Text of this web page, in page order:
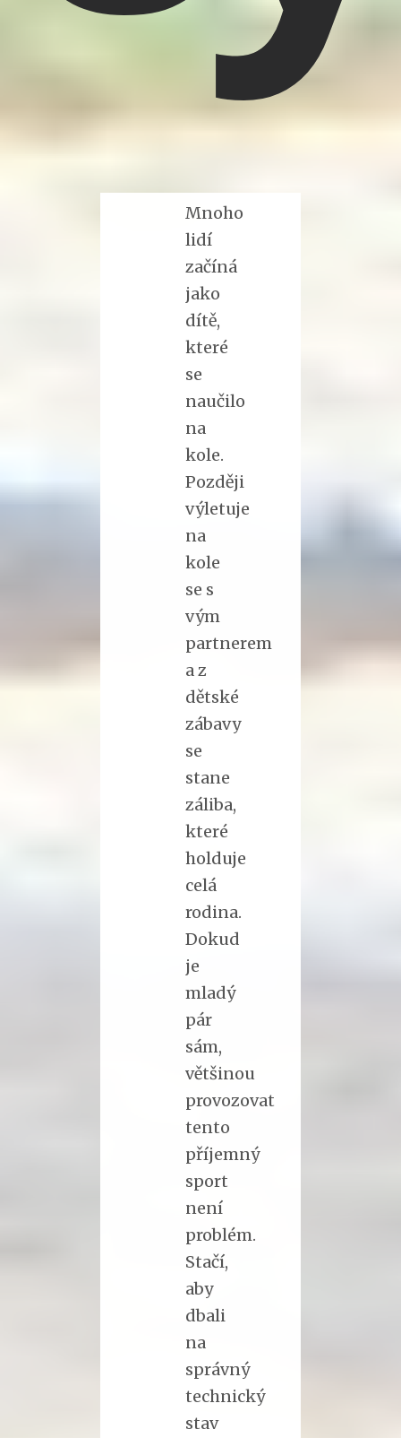
Mnoho
lidí
začíná
jako
dítě,
které
se
naučilo
na
kole.
Později
výletuje
na
kole
se s
vým
partnerem
a z
dětské
zábavy
se
stane
záliba,
které
holduje
celá
rodina.
Dokud
je
mladý
pár
sám,
většinou
provozovat
tento
příjemný
sport
není
problém.
Stačí,
aby
dbali
na
správný
technický
stav